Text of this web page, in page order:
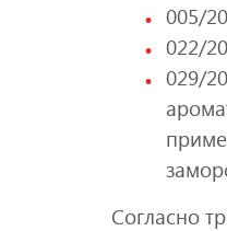
005/
022/
029/
Согласно